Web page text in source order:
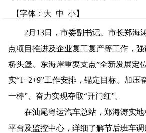
【字体： 大 中 小】
2月13日，市委副书记、市长郑海
点项目推进及企业复工复产等工作，
桥头堡、东海岸重要支点”全新发展定
实“1+2+9”工作安排，锚定目标、加压
一棒”、奋力实现夺取“开门红”。
在汕尾粤运汽车总站，郑海涛实地
平台及监控中心，详细了解节后班车